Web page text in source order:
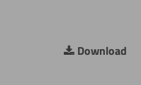
Download